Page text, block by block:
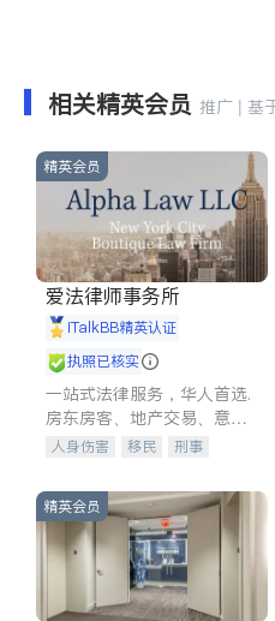
相关精英会员 推广 | 基
精英会员
爱法律师事务所
iTalkBB精英认证
执照已核实
一站式法律服务，华人首选.
房东房客、地产交易、意外
伤害、车祸重伤、商业诉
建筑合同、刑事案件全包办
人身伤害 移民
刑事
信托/遗嘱
商业
商标注册
索赔
律师-其它
精英会员